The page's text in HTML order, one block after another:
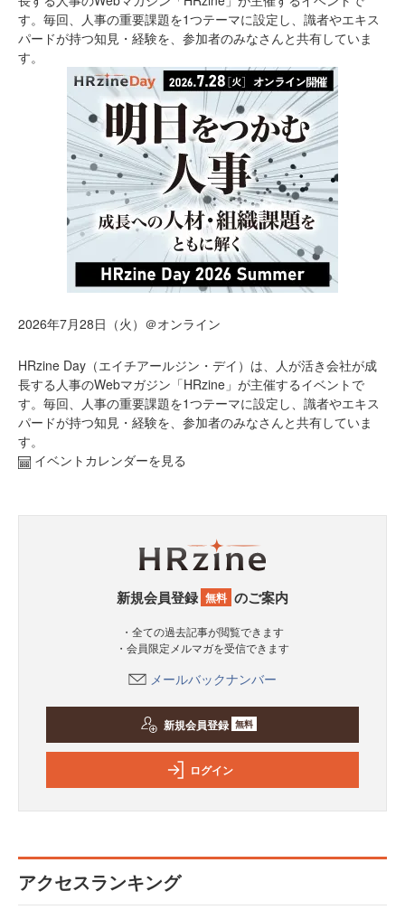
す。毎回、人事の重要課題を1つテーマに設定し、識者やエキス
パードが持つ知見・経験を、参加者のみなさんと共有していま
す。
2026年7月28日（火）＠オンライン
HRzine Day（エイチアールジン・デイ）は、人が活き会社が成
長する人事のWebマガジン「HRzine」が主催するイベントで
す。毎回、人事の重要課題を1つテーマに設定し、識者やエキス
パードが持つ知見・経験を、参加者のみなさんと共有していま
す。
イベントカレンダーを見る
新規会員登録 無料 のご案内
・全ての過去記事が閲覧できます
・会員限定メルマガを受信できます
メールバックナンバー
新規会員登録 無料
ログイン
アクセスランキング